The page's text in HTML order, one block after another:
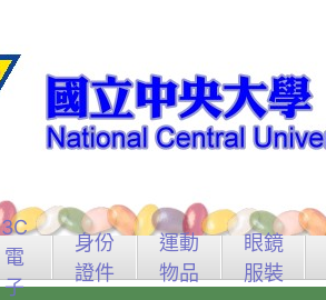
3C
電
子
身份
證件
運動
物品
眼鏡
服裝